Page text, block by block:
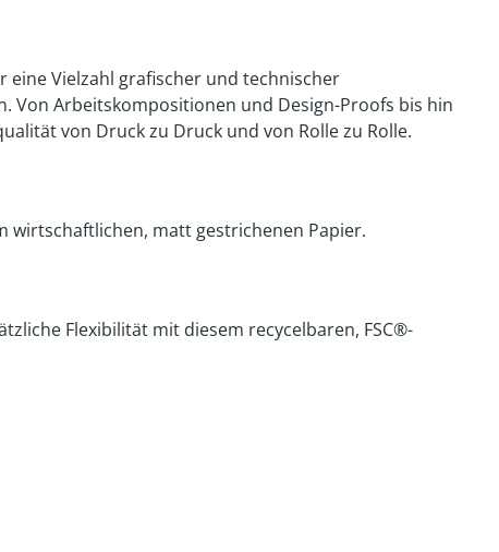
eine Vielzahl grafischer und technischer
Von Arbeitskompositionen und Design-Proofs bis hin
von Druck zu Druck und von Rolle zu Rolle.
wirtschaftlichen, matt gestrichenen Papier.
Flexibilität mit diesem recycelbaren, FSC®-